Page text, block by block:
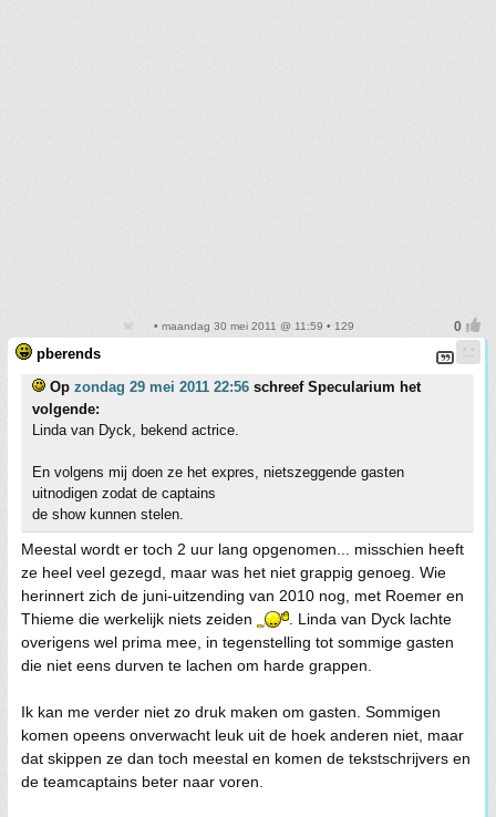
• maandag 30 mei 2011 @ 11:59 • 129
pberends
Op zondag 29 mei 2011 22:56 schreef Specularium het
volgende:
Linda van Dyck, bekend actrice.
En volgens mij doen ze het expres, nietszeggende gasten
uitnodigen zodat de captains
de show kunnen stelen.
Meestal wordt er toch 2 uur lang opgenomen... misschien heeft
ze heel veel gezegd, maar was het niet grappig genoeg. Wie
herinnert zich de juni-uitzending van 2010 nog, met Roemer en
Thieme die werkelijk niets zeiden
. Linda van Dyck lachte
overigens wel prima mee, in tegenstelling tot sommige gasten
die niet eens durven te lachen om harde grappen.
Ik kan me verder niet zo druk maken om gasten. Sommigen
komen opeens onverwacht leuk uit de hoek anderen niet, maar
dat skippen ze dan toch meestal en komen de tekstschrijvers en
de teamcaptains beter naar voren.